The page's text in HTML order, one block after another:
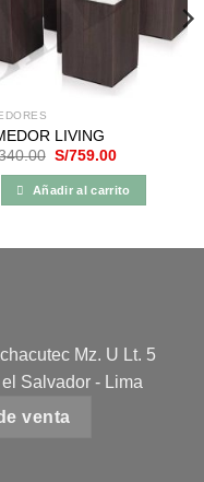
LIVING
El
original
era:
S/759.00El
actual
es:
Añadir al carrito
Mz. U Lt. 5
Salvador - Lima
venta